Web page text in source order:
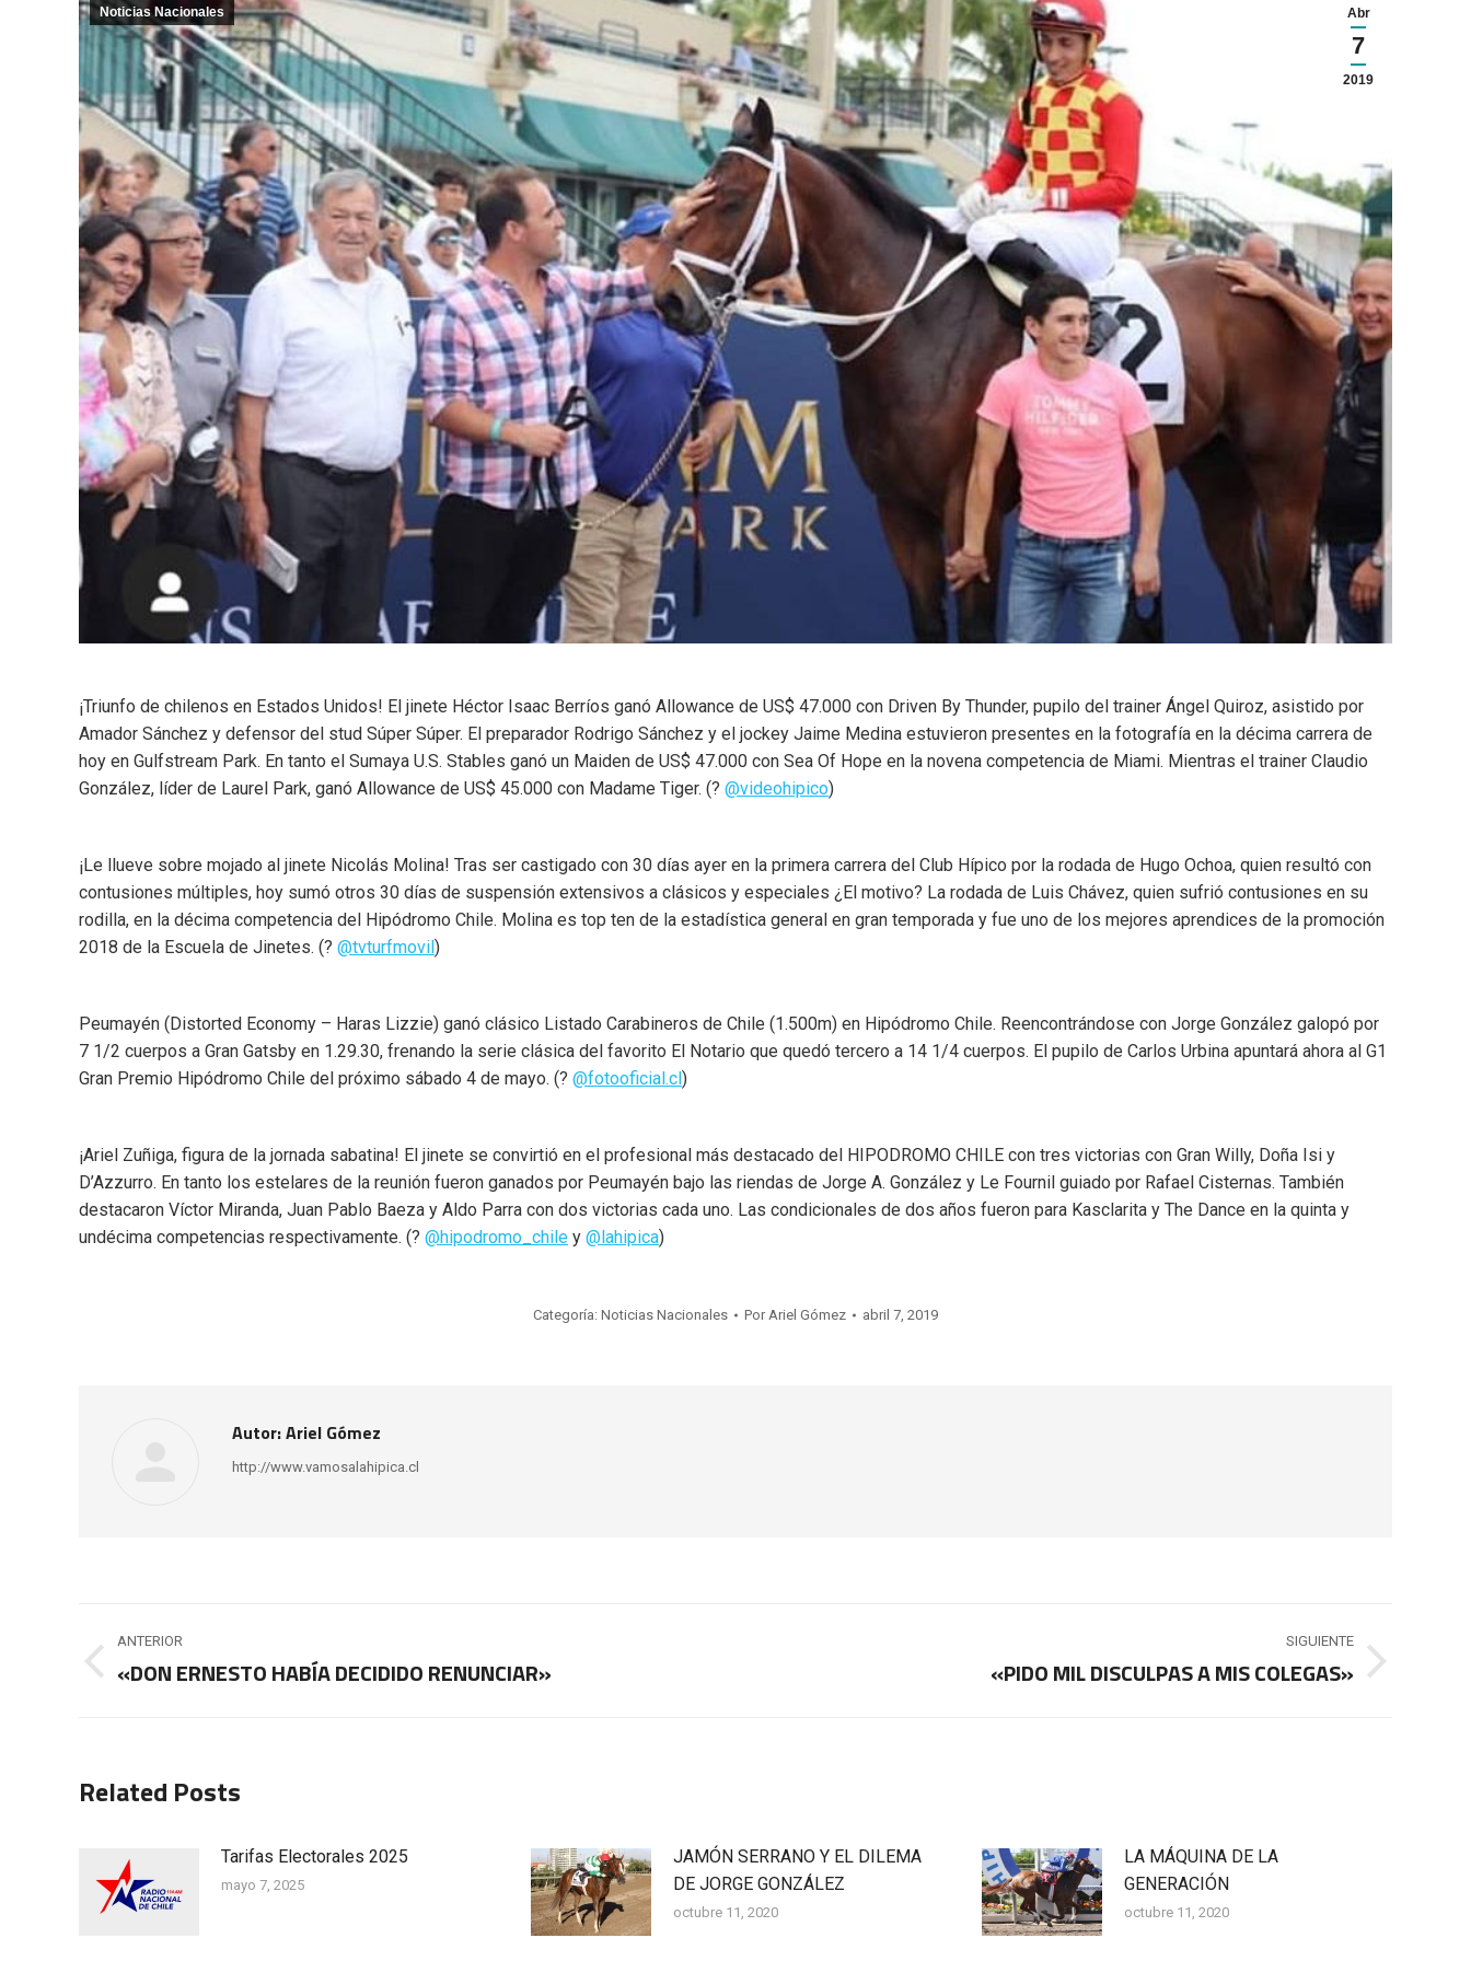
Abr
7
2019
Noticias Nacionales
¡Triunfo de chilenos en Estados Unidos! El jinete Héctor Isaac Berríos ganó Allowance de US$ 47.000 con Driven By Thunder, pupilo del trainer Ángel Quiroz, asistido por
Amador Sánchez y defensor del stud Súper Súper. El preparador Rodrigo Sánchez y el jockey Jaime Medina estuvieron presentes en la fotografía en la décima carrera de
hoy en Gulfstream Park. En tanto el Sumaya U.S. Stables ganó un Maiden de US$ 47.000 con Sea Of Hope en la novena competencia de Miami. Mientras el trainer Claudio
González, líder de Laurel Park, ganó Allowance de US$ 45.000 con Madame Tiger. (? @videohipico)
¡Le llueve sobre mojado al jinete Nicolás Molina! Tras ser castigado con 30 días ayer en la primera carrera del Club Hípico por la rodada de Hugo Ochoa, quien resultó con
contusiones múltiples, hoy sumó otros 30 días de suspensión extensivos a clásicos y especiales ¿El motivo? La rodada de Luis Chávez, quien sufrió contusiones en su
rodilla, en la décima competencia del Hipódromo Chile. Molina es top ten de la estadística general en gran temporada y fue uno de los mejores aprendices de la promoción
2018 de la Escuela de Jinetes. (? @tvturfmovil)
Peumayén (Distorted Economy – Haras Lizzie) ganó clásico Listado Carabineros de Chile (1.500m) en Hipódromo Chile. Reencontrándose con Jorge González galopó por
7 1/2 cuerpos a Gran Gatsby en 1.29.30, frenando la serie clásica del favorito El Notario que quedó tercero a 14 1/4 cuerpos. El pupilo de Carlos Urbina apuntará ahora al G1
Gran Premio Hipódromo Chile del próximo sábado 4 de mayo. (? @fotooficial.cl)
¡Ariel Zuñiga, figura de la jornada sabatina! El jinete se convirtió en el profesional más destacado del HIPODROMO CHILE con tres victorias con Gran Willy, Doña Isi y
D’Azzurro. En tanto los estelares de la reunión fueron ganados por Peumayén bajo las riendas de Jorge A. González y Le Fournil guiado por Rafael Cisternas. También
destacaron Víctor Miranda, Juan Pablo Baeza y Aldo Parra con dos victorias cada uno. Las condicionales de dos años fueron para Kasclarita y The Dance en la quinta y
undécima competencias respectivamente. (? @hipodromo_chile y @lahipica)
Categoría: Noticias Nacionales PorAriel Gómez abril 7, 2019
Autor:Ariel Gómez
http://www.vamosalahipica.cl
Navegación
entre
ANTERIOR
Publicación
«DON ERNESTO HABÍA DECIDIDO RENUNCIAR»
SIGUIENTE
«PIDO MIL DISCULPAS A MIS COLEGAS»
Related Posts
Tarifas Electorales 2025
mayo 7, 2025
JAMÓN SERRANO Y EL DILEMA
DE JORGE GONZÁLEZ
octubre 11, 2020
LA MÁQUINA DE LA
GENERACIÓN
octubre 11, 2020